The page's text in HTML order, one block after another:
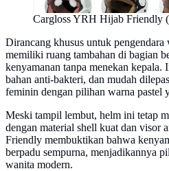
Cargloss YRH Hijab Friendly
Dirancang khusus untuk
memiliki ruang tambahan di bagian
kenyamanan tanpa menekan
bahan anti-bakteri, dan mudah
feminin dengan pilihan warna pastel
Meski tampil lembut, helm ini tetap
dengan material shell kuat dan
Friendly membuktikan bahwa
berpadu sempurna, menjadikannya
wanita modern.